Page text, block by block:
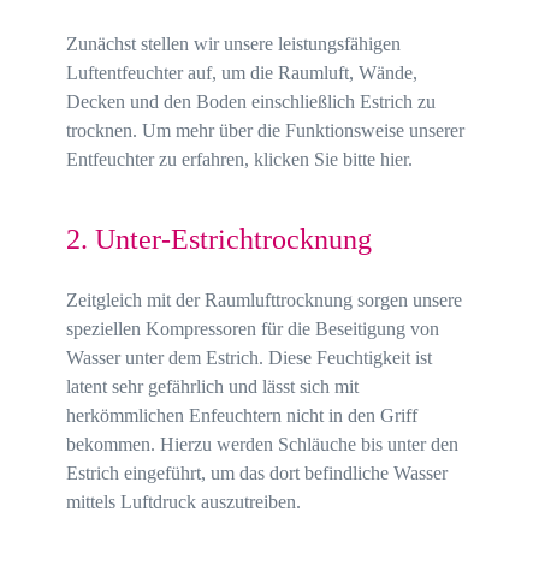
Zunächst stellen wir unsere leistungsfähigen
Luftentfeuchter auf, um die Raumluft, Wände,
Decken und den Boden einschließlich Estrich zu
trocknen. Um mehr über die Funktionsweise unserer
Entfeuchter zu erfahren, klicken Sie bitte hier.
2. Unter-Estrichtrocknung
Zeitgleich mit der Raumlufttrocknung sorgen unsere
speziellen Kompressoren für die Beseitigung von
Wasser unter dem Estrich. Diese Feuchtigkeit ist
latent sehr gefährlich und lässt sich mit
herkömmlichen Enfeuchtern nicht in den Griff
bekommen. Hierzu werden Schläuche bis unter den
Estrich eingeführt, um das dort befindliche Wasser
mittels Luftdruck auszutreiben.